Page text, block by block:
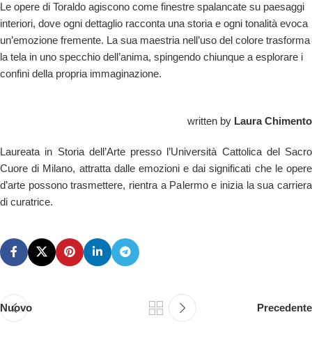
Le opere di Toraldo agiscono come finestre spalancate su paesaggi
interiori, dove ogni dettaglio racconta una storia e ogni tonalità evoca
un’emozione fremente. La sua maestria nell’uso del colore trasforma
la tela in uno specchio dell’anima, spingendo chiunque a esplorare i
confini della propria immaginazione.
written by Laura Chimento
Laureata in Storia dell’Arte presso l’Università Cattolica del Sacro
Cuore di Milano, attratta dalle emozioni e dai significati che le opere
d’arte possono trasmettere, rientra a Palermo e inizia la sua carriera
di curatrice.
Nuovo Precedente